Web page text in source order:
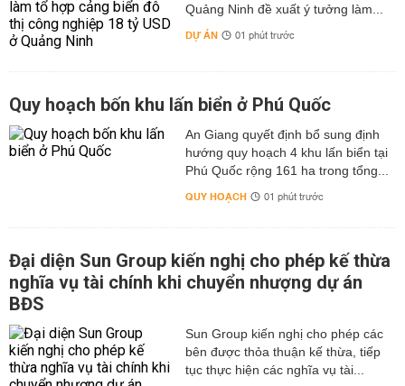
Quảng Ninh đề xuất ý tưởng làm...
DỰ ÁN 01 phút trước
Quy hoạch bốn khu lấn biển ở Phú Quốc
An Giang quyết định bổ sung định
hướng quy hoạch 4 khu lấn biển tại
Phú Quốc rộng 161 ha trong tổng...
QUY HOẠCH 01 phút trước
Đại diện Sun Group kiến nghị cho phép kế thừa
nghĩa vụ tài chính khi chuyển nhượng dự án
BĐS
Sun Group kiến nghị cho phép các
bên được thỏa thuận kế thừa, tiếp
tục thực hiện các nghĩa vụ tài...